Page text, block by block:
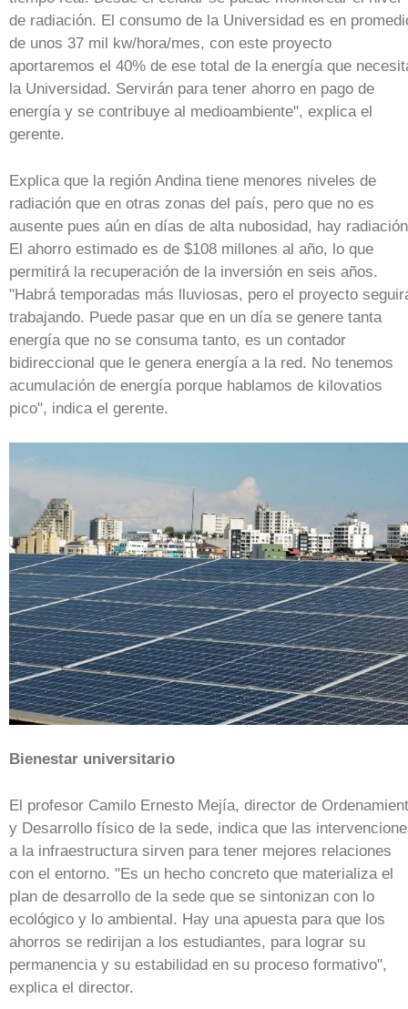
de radiación. El consumo de la Universidad es en
de unos 37 mil kw/hora/mes, con este proyecto
aportaremos el 40% de ese total de la energía que
la Universidad. Servirán para tener ahorro en pago de
energía y se contribuye al medioambiente", explica el
gerente.
Explica que la región Andina tiene menores niveles de
radiación que en otras zonas del país, pero que no es
ausente pues aún en días de alta nubosidad, hay
El ahorro estimado es de $108 millones al año, lo que
permitirá la recuperación de la inversión en seis años.
"Habrá temporadas más lluviosas, pero el proyecto
trabajando. Puede pasar que en un día se genere tanta
energía que no se consuma tanto, es un contador
bidireccional que le genera energía a la red. No tenemos
acumulación de energía porque hablamos de kilovatios
pico", indica el gerente.
Bienestar universitario
El profesor Camilo Ernesto Mejía, director de
y Desarrollo físico de la sede, indica que las
a la infraestructura sirven para tener mejores relaciones
con el entorno. "Es un hecho concreto que materializa el
plan de desarrollo de la sede que se sintonizan con lo
ecológico y lo ambiental. Hay una apuesta para que los
ahorros se redirijan a los estudiantes, para lograr su
permanencia y su estabilidad en su proceso formativo",
explica el director.